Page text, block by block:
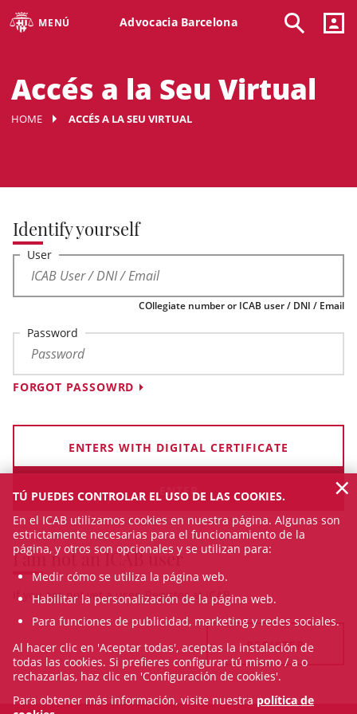
MENÚ Advocacia Barcelona
Accés a la Seu Virtual
HOME ACCÉS A LA SEU VIRTUAL
Identify yourself
User
COllegiate number or ICAB user / DNI / Email
Password
FORGOT PASSOWRD
ENTERS WITH DIGITAL CERTIFICATE
I am not an ICAB user
If you are not yet a user, Register at ICAB
REGISTER
TÚ PUEDES CONTROLAR EL USO DE LAS COOKIES.
En el ICAB utilizamos cookies en nuestra página. Algunas son
estrictamente necesarias para el funcionamiento de la
página, y otros son opcionales y se utilizan para:
Medir cómo se utiliza la página web.
Habilitar la personalización de la página web.
Para funciones de publicidad, marketing y redes sociales.
Al hacer clic en 'Aceptar todas', aceptas la instalación de
todas las cookies. Si prefieres configurar tú mismo / a o
rechazarlas, haz clic en 'Configuración de cookies'.
Para obtener más información, visite nuestra política de
×